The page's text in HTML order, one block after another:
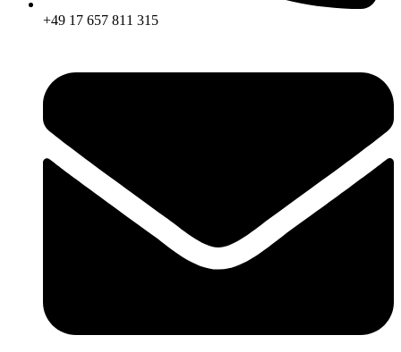
+49 17 657 811 315